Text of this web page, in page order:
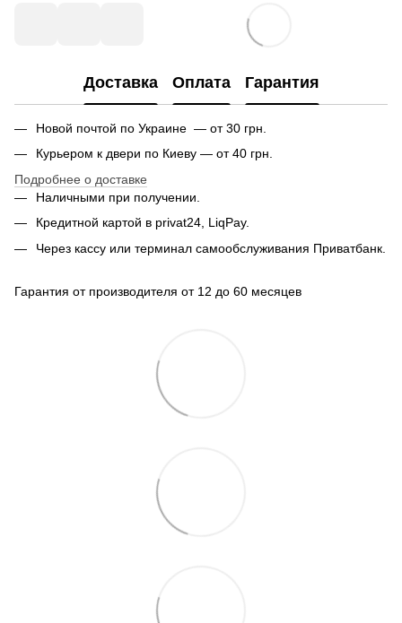
Доставка Оплата Гарантия
Новой почтой по Украине — от 30 грн.
Курьером к двери по Киеву — от 40 грн.
Подробнее о доставке
Наличными при получении.
Кредитной картой в privat24, LiqPay.
Через кассу или терминал самообслуживания Приватбанк.
Гарантия от производителя от 12 до 60 месяцев